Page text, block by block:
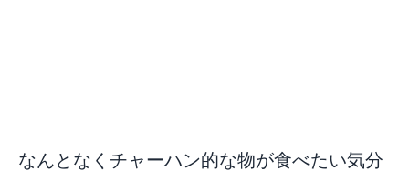
なんとなくチャーハン的な物が食べたい気分